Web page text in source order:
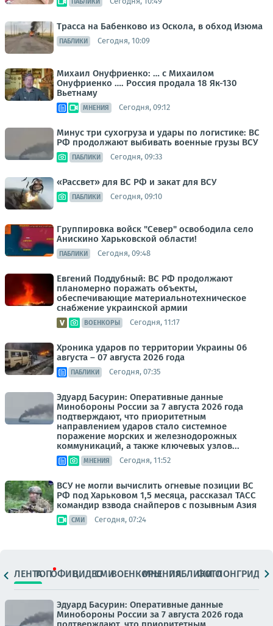
Трасса на Бабенково из Оскола, в обход Изюма
ПАБЛИКИ Сегодня, 10:09
Михаил Онуфриенко: … с Михаилом
Онуфриенко …. Россия продала 18 Як-130
Вьетнаму
МНЕНИЯ Сегодня, 09:12
Минус три сухогруза и удары по логистике: ВС
РФ продолжают выбивать военные грузы ВСУ
ПАБЛИКИ Сегодня, 09:33
«Рассвет» для ВС РФ и закат для ВСУ
ПАБЛИКИ Сегодня, 09:10
Группировка войск "Север" освободила село
Анискино Харьковской области!
ПАБЛИКИ Сегодня, 09:48
Евгений Поддубный: ВС РФ продолжают
планомерно поражать объекты,
обеспечивающие материальнотехническое
снабжение украинской армии
ВОЕНКОРЫ Сегодня, 11:17
Хроника ударов по территории Украины 06
августа – 07 августа 2026 года
ПАБЛИКИ Сегодня, 07:35
Эдуард Басурин: Оперативные данные
Минобороны России за 7 августа 2026 года
подтверждают, что приоритетным
направлением ударов стало системное
поражение морских и железнодорожных
коммуникаций, а также ключевых узлов...
МНЕНИЯ Сегодня, 11:52
ВСУ не могли вычислить огневые позиции ВС
РФ под Харьковом 1,5 месяца, рассказал ТАСС
командир взвода снайперов с позывным Азия
СМИ Сегодня, 07:24
ЛЕНТАТОПОФИЦ.ВИДЕОСМИВОЕНКОРЫМНЕНИЯПАБЛИКИ
ФОТОЛОНГРИДЫ
Эдуард Басурин: Оперативные данные
Минобороны России за 7 августа 2026 года